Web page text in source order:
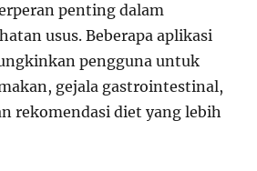
penting dalam
usus. Beberapa aplikasi
pengguna untuk
gejala gastrointestinal,
rekomendasi diet yang lebih